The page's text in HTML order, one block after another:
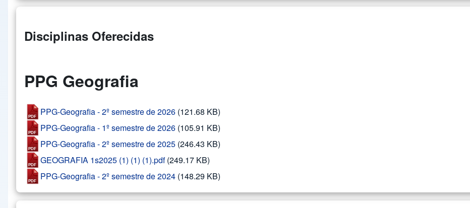
Disciplinas Oferecidas
PPG Geografia
PPG-Geografia - 2º semestre de 2026 (121.68 KB)
PPG-Geografia - 1º semestre de 2026 (105.91 KB)
PPG-Geografia - 2º semestre de 2025 (246.43 KB)
GEOGRAFIA 1s2025 (1) (1) (1).pdf (249.17 KB)
PPG-Geografia - 2º semestre de 2024 (148.29 KB)